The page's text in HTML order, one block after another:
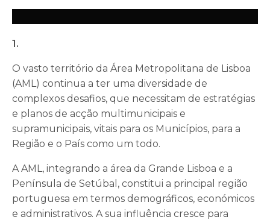
1.
O vasto território da Área Metropolitana de Lisboa
(AML) continua a ter uma diversidade de
complexos desafios, que necessitam de estratégias
e planos de acção multimunicipais e
supramunicipais, vitais para os Municípios, para a
Região e o País como um todo.
A AML, integrando a área da Grande Lisboa e a
Península de Setúbal, constitui a principal região
portuguesa em termos demográficos, económicos
e administrativos. A sua influência cresce para